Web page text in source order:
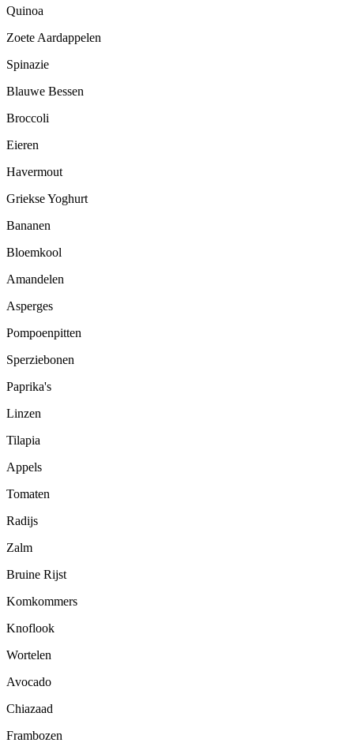
Quinoa
Zoete Aardappelen
Spinazie
Blauwe Bessen
Broccoli
Eieren
Havermout
Griekse Yoghurt
Bananen
Bloemkool
Amandelen
Asperges
Pompoenpitten
Sperziebonen
Paprika's
Linzen
Tilapia
Appels
Tomaten
Radijs
Zalm
Bruine Rijst
Komkommers
Knoflook
Wortelen
Avocado
Chiazaad
Frambozen